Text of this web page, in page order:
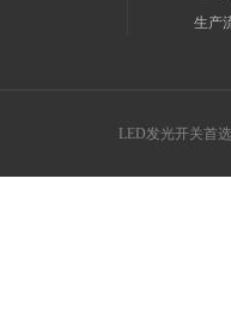
生产
LED发光开关首